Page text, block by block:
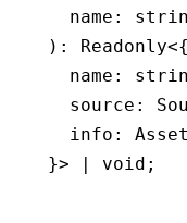
name:
):
Readonly<{
  name
:
  source
:
  info
:
}>
void ;